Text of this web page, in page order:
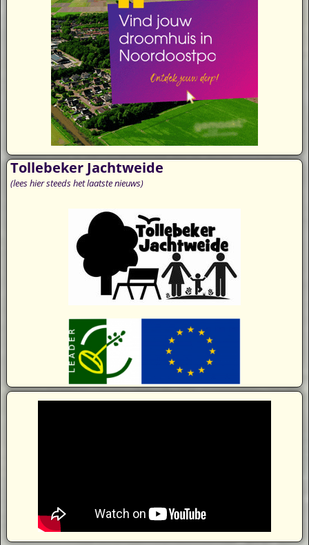
Tollebeker Jachtweide
(lees hier steeds het laatste nieuws)